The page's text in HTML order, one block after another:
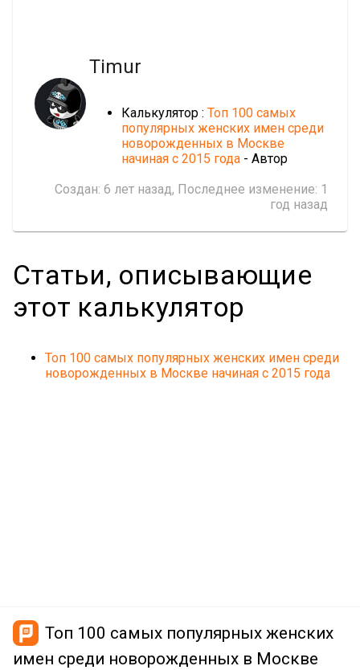
Timur
Калькулятор : Топ 100 самых
популярных женских имен среди
новорожденных в Москве
начиная с 2015 года - Автор
Создан: 6 лет назад, Последнее изменение: 1
год назад
Статьи, описывающие
этот калькулятор
Топ 100 самых популярных женских имен среди
новорожденных в Москве начиная с 2015 года
Топ 100 самых популярных женских
имен среди новорожденных в Москве